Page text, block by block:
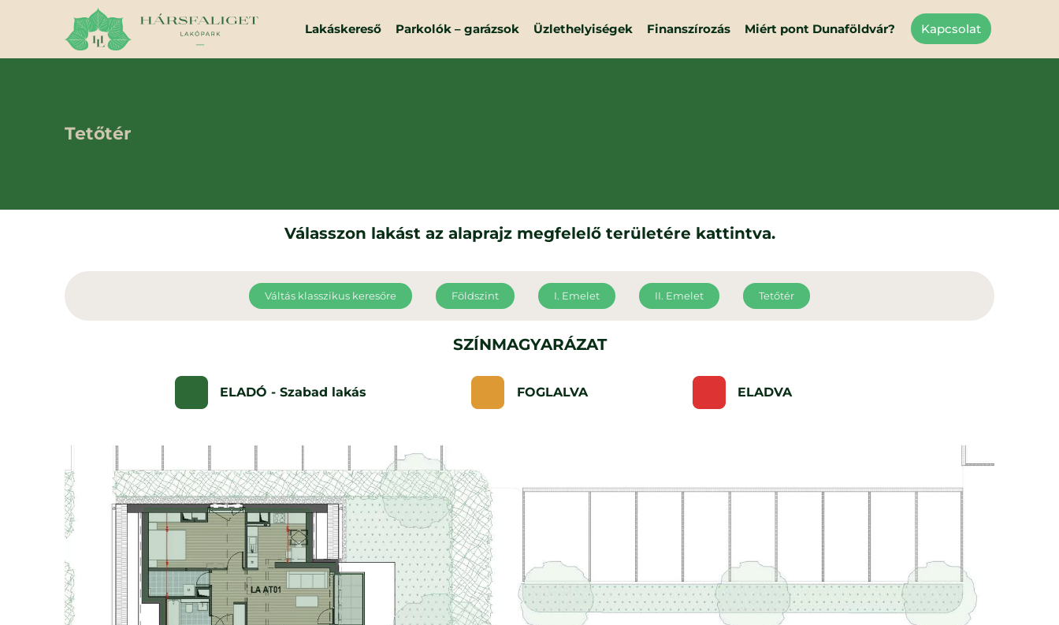
Lakáskereső Parkolók – garázsok Üzlethelyiségek Finanszírozás Miért pont Dunaföldvár? Kapcsolat
Tetőtér
Válasszon lakást az alaprajz megfelelő területére kattintva.
Váltás klasszikus keresőre Földszint I. Emelet II. Emelet Tetőtér
SZÍNMAGYARÁZAT
ELADÓ - Szabad lakás FOGLALVA ELADVA